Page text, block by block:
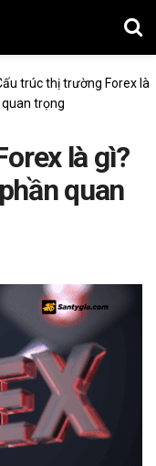
trúc thị trường Forex là
trọng
là gì?
quan